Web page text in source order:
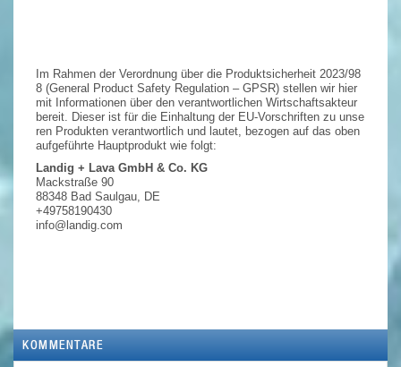
Im Rahmen der Verordnung über die Produktsicherheit 2023/98
8 (General Product Safety Regulation – GPSR) stellen wir hier
mit Informationen über den verantwortlichen Wirtschaftsakteur
bereit. Dieser ist für die Einhaltung der EU-Vorschriften zu unse
ren Produkten verantwortlich und lautet, bezogen auf das oben
aufgeführte Hauptprodukt wie folgt:
Landig + Lava GmbH & Co. KG
Mackstraße 90
88348 Bad Saulgau, DE
+49758190430
info@landig.com
KOMMENTARE